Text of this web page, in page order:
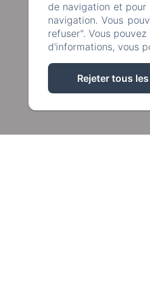
de navigation et
navigation. Vous
refuser". Vous
d'informations, vous
Rejeter tous